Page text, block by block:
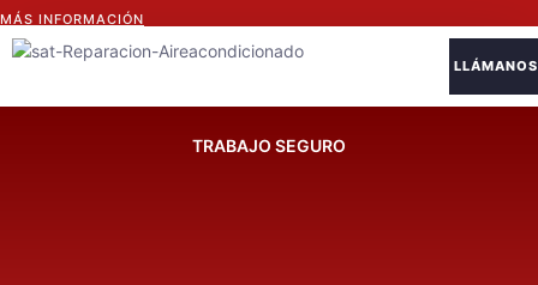
MÁS INFORMACIÓN
LLÁMANOS
TRABAJO SEGURO